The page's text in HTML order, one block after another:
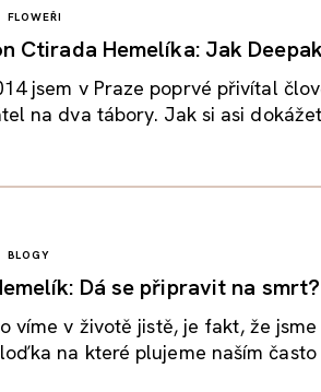
FLOWEŘI
Ctirada Hemelíka: Jak
jsem v Praze poprvé přivítal
na dva tábory. Jak si asi
BLOGY
Dá se připravit na
víme v životě jistě, je fakt, že
na které plujeme naším